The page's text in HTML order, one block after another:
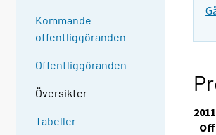
Kommande
offentliggöranden
Offentliggöranden
Översikter
Tabeller
2011